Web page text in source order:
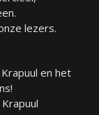
lezers.
en het